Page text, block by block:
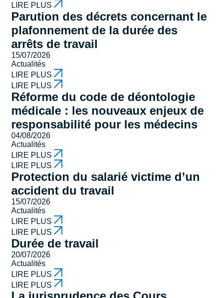
LIRE PLUS
Parution des décrets concernant le
plafonnement de la durée des
arrêts de travail
15/07/2026
Actualités
LIRE PLUS
LIRE PLUS
Réforme du code de déontologie
médicale : les nouveaux enjeux de
responsabilité pour les médecins
04/08/2026
Actualités
LIRE PLUS
LIRE PLUS
Protection du salarié victime d’un
accident du travail
15/07/2026
Actualités
LIRE PLUS
LIRE PLUS
Durée de travail
20/07/2026
Actualités
LIRE PLUS
LIRE PLUS